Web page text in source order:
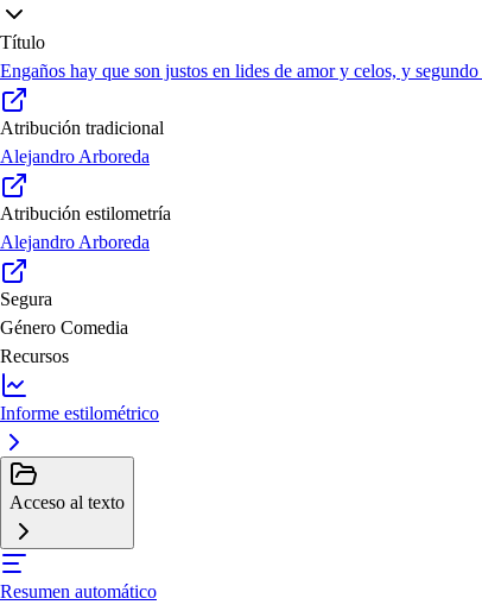
Título
Engaños hay que son justos en lides de amor y celos, y
Atribución tradicional
Alejandro Arboreda
Atribución estilometría
Alejandro Arboreda
Segura
Género Comedia
Recursos
Informe estilométrico
Acceso al texto
Resumen automático